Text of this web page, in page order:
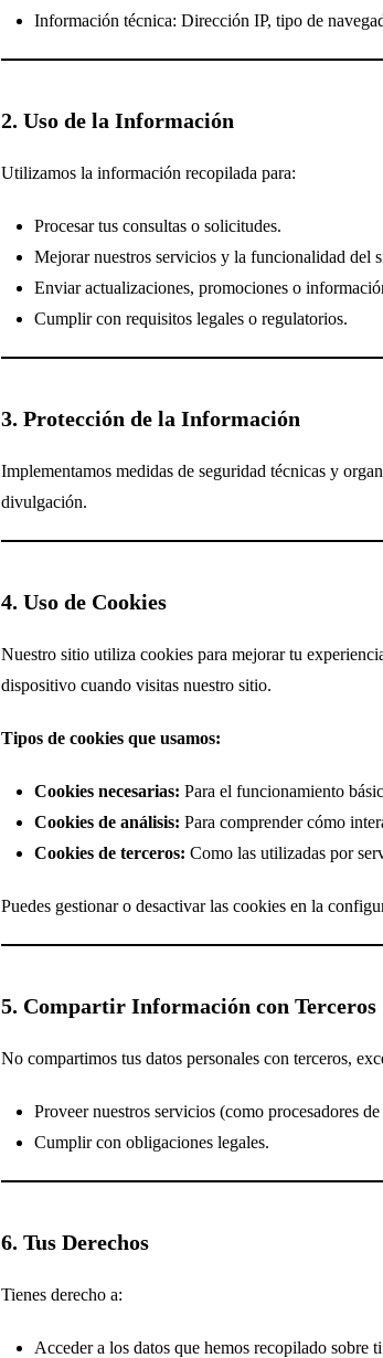
Información técnica: Dirección IP, tipo de
2. Uso de la Información
Utilizamos la información recopilada para:
Procesar tus consultas o solicitudes.
Mejorar nuestros servicios y la funcionalidad del
Enviar actualizaciones, promociones o
Cumplir con requisitos legales o regulatorios.
3. Protección de la Información
Implementamos medidas de seguridad técnicas y
divulgación.
4. Uso de Cookies
Nuestro sitio utiliza cookies para mejorar tu
dispositivo cuando visitas nuestro sitio.
Tipos de cookies que usamos:
Cookies necesarias: Para el funcionamiento
Cookies de análisis: Para comprender cómo
Cookies de terceros: Como las utilizadas por
Puedes gestionar o desactivar las cookies en la
5. Compartir Información con Terceros
No compartimos tus datos personales con terceros,
Proveer nuestros servicios (como procesadores
Cumplir con obligaciones legales.
6. Tus Derechos
Tienes derecho a:
Acceder a los datos que hemos recopilado sobre